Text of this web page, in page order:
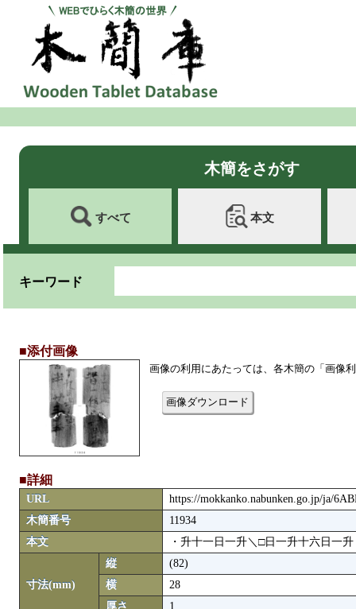
木簡をさがす
すべて 本文
キーワード
■添付画像
画像の利用にあたっては、各木簡の「画像
画像ダウンロード
■詳細
URL
https://mokkanko.nabunken.go.jp/ja/
木簡番号
11934
本文
・升十一日一升＼□日一升十六日一
寸法(mm)
縦
(82)
横
28
厚さ
1